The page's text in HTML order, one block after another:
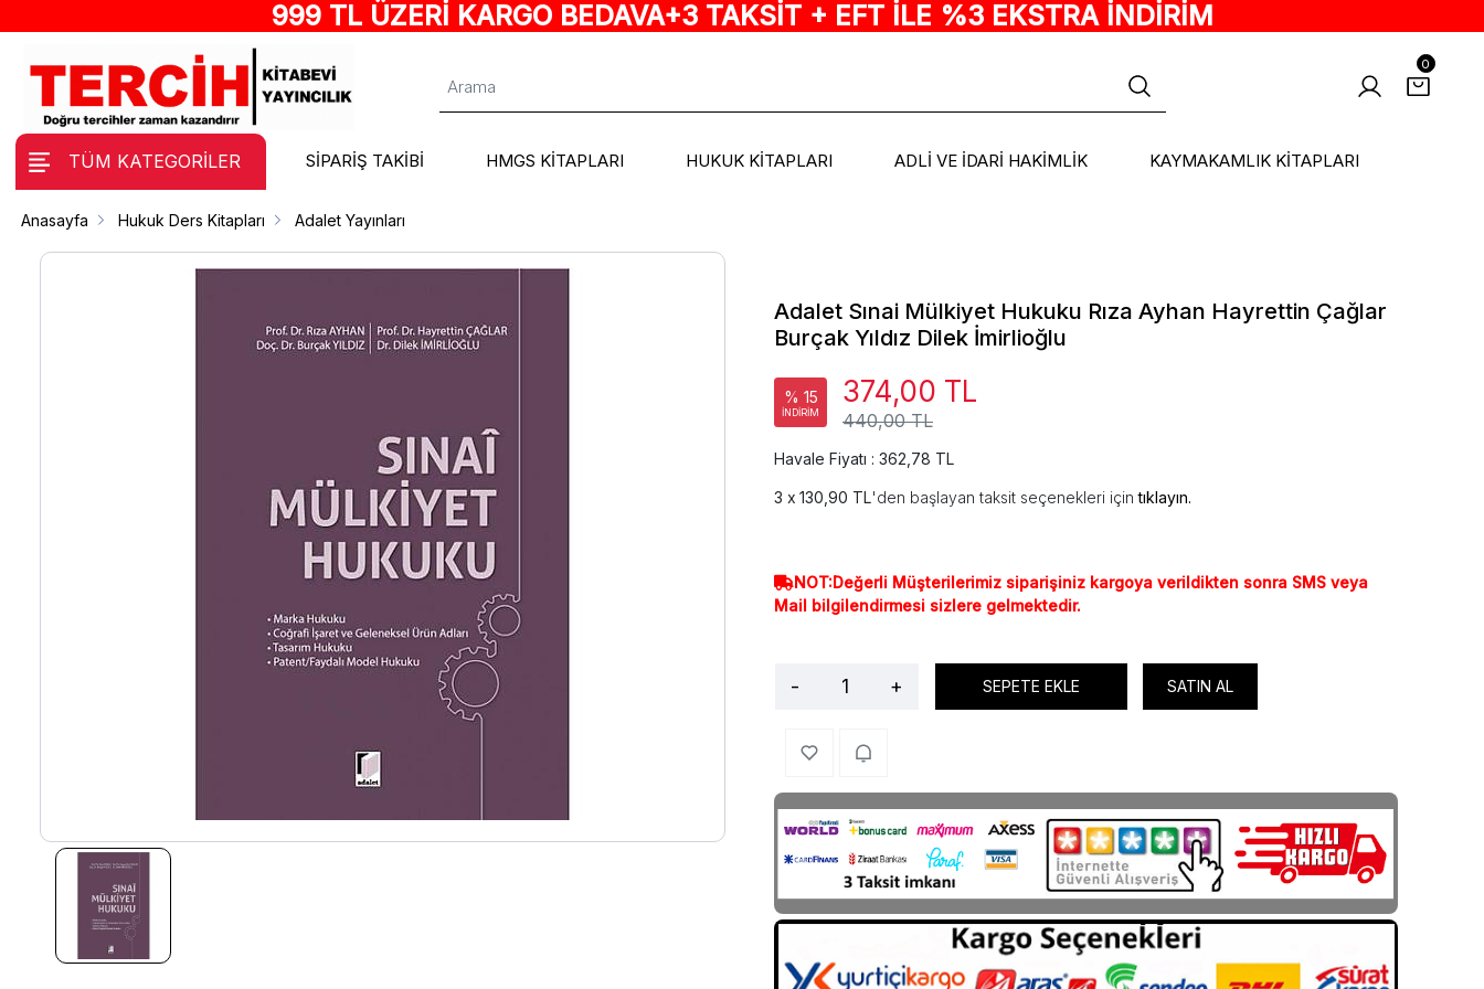
999 TL ÜZERİ KARGO BEDAVA+3 TAKSİT + EFT İLE %3 EKSTRA İNDİRİM
0
TÜM KATEGORİLER SİPARİŞ TAKİBİ HMGS KİTAPLARI HUKUK KİTAPLARI ADLİ VE İDARİ HAKİMLİK KAYMAKAMLIK KİTAPLARI
Anasayfa Hukuk Ders Kitapları Adalet Yayınları
Adalet Sınai Mülkiyet Hukuku Rıza Ayhan Hayrettin Çağlar
Burçak Yıldız Dilek İmirlioğlu
% 15
İNDİRİM 440,00 TL
374,00 TL
Havale Fiyatı : 362,78 TL
130,90 TL'den başlayan taksit seçenekleri içintıklayın.
NOT:Değerli Müşterilerimiz siparişiniz kargoya verildikten sonra SMS veya
Mail bilgilendirmesi sizlere gelmektedir.
- + SEPETE EKLE SATIN AL